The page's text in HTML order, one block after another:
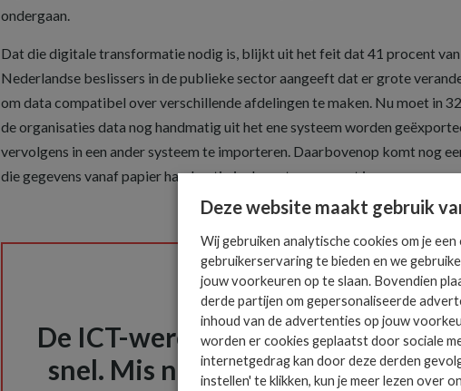
ondergaan.
Dat die digitale transformatie nodig is, blijkt uit het feit dat 41 procent
Nederlandse beslissers in de publieke sector aangeeft dat er grote
om data compatibel over verschillende afdelingen te maken. Nu moet in
de organisaties data nog handmatig uit het ene systeem worden
vervolgens in een ander systeem te importeren. Daarbovenop komt nog
die gegevens vanaf papier handmatig in de systemen moet invoeren.
De ICT-wereld is
snel. Mis niets.
Het allerlaatste
nieuws in jouw
Deze website maakt gebruik
Wij gebruiken analytische cookies om je een
gebruikerservaring te bieden en we
jouw voorkeuren op te slaan. Bovendien
derde partijen om gepersonaliseerde
inhoud van de advertenties op jouw
worden er cookies geplaatst door sociale
internetgedrag kan door deze derden
instellen' te klikken, kun je meer lezen over